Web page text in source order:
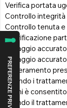
Verifica portata
Controllo
Controllo tenuta
Lubrificazione
Lavaggio
Lavaggio
Azzeramento
Quando i
giorni è
quando il